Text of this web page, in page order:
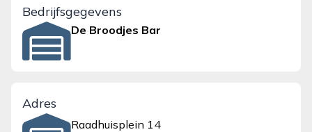
Bedrijfsgegevens
De Broodjes Bar
Adres
Raadhuisplein 14